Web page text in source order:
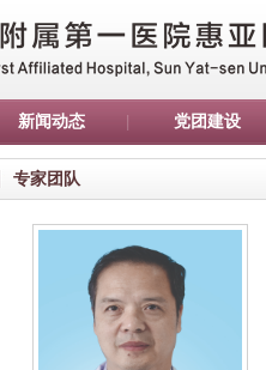
新闻动态 党团建设
专家团队